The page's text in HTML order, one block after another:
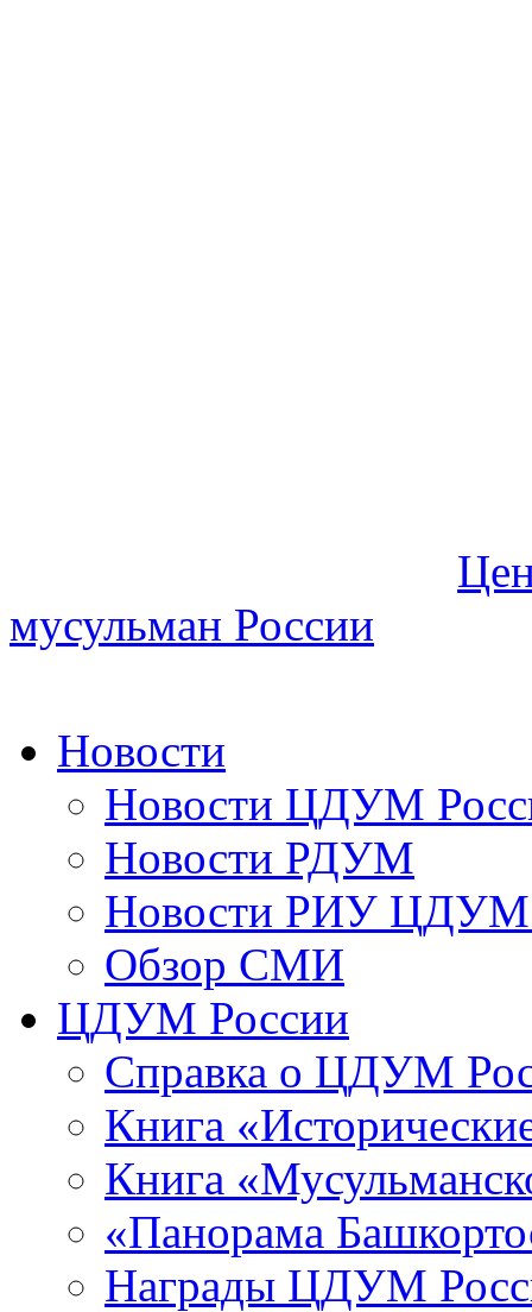
мусульман России
Новости
Новости ЦДУМ
Новости РДУМ
Новости РИУ ЦДУМ
Обзор СМИ
ЦДУМ России
Справка о ЦДУМ
Книга
Книга
«Панорама
Награды ЦДУМ